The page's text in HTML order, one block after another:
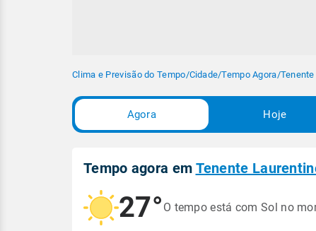
Clima e Previsão do Tempo/Cidade/Tempo Agora/
Agora Hoje
Tempo agora em Tenente
27° O tempo está com Sol no